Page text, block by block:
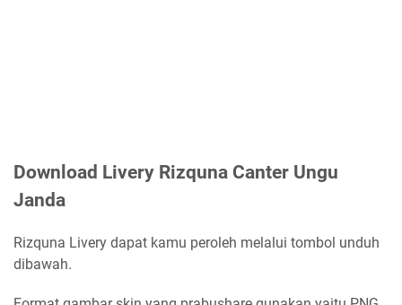
Download Livery Rizquna Canter Ungu
Janda
Rizquna Livery dapat kamu peroleh melalui tombol unduh
dibawah.